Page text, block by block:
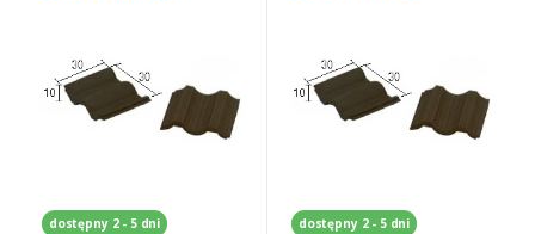
dostępny 2 - 5 dni dostępny 2 - 5 dni